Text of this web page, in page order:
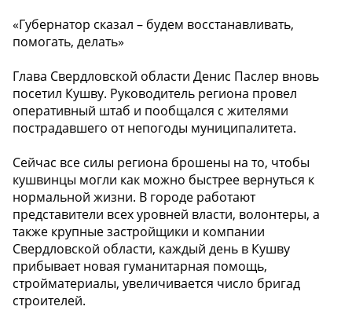
«Губернатор сказал – будем восстанавливать,
помогать, делать»
Глава Свердловской области Денис Паслер вновь
посетил Кушву. Руководитель региона провел
оперативный штаб и пообщался с жителями
пострадавшего от непогоды муниципалитета.
Сейчас все силы региона брошены на то, чтобы
кушвинцы могли как можно быстрее вернуться к
нормальной жизни. В городе работают
представители всех уровней власти, волонтеры, а
также крупные застройщики и компании
Свердловской области, каждый день в Кушву
прибывает новая гуманитарная помощь,
стройматериалы, увеличивается число бригад
строителей.